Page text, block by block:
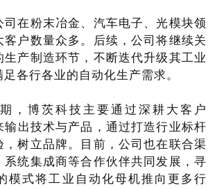
粉末冶金、汽车电子、光模块领
客户数量众多。后续，公司将继续关
生产制造环节，不断迭代升级其工业
各行各业的自动化生产需求。
博茨科技主要通过深耕大客户
输出技术与产品，通过打造行业标杆
，树立品牌。目前，公司也在联合渠
系统集成商等合作伙伴共同发展，寻
模式将工业自动化母机推向更多行